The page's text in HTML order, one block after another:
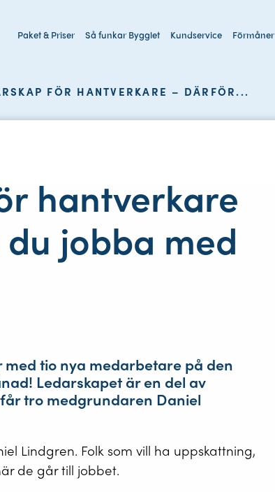
Paket & Priser Så funkar Bygglet Kundservice Förmåner
webbplatsen
FÖR HANTVERKARE – DÄRFÖR...
hantverkare
jobba med
tio nya medarbetare på den
Ledarskapet är en del av
tro medgrundaren Daniel
Lindgren. Folk som vill ha uppskattning,
de går till jobbet.